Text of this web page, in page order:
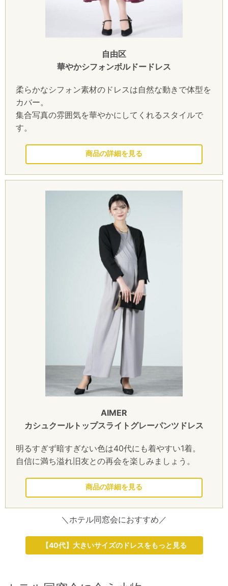
自由区
華やかシフォンボルドードレス
柔らかなシフォン素材のドレスは自然な動きで体型を
カバー。
集合写真の雰囲気を華やかにしてくれるスタイルで
す。
このドレスを見る
AIMER
カシュクールトップスライトグレーパンツドレス
明るすぎず暗すぎない色は40代にも着やすい1着。
自信に満ち溢れ旧友との再会を楽しみましょう。
このドレスを見る
＼ホテル同窓会におすすめ／
【40代】大きいサイズのドレスをもっと見る